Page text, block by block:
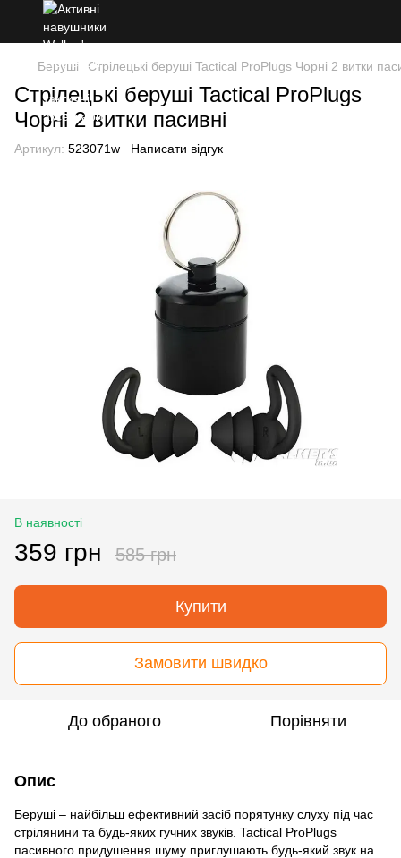
Беруші Стрілецькі беруші Tactical ProPlugs Чорні 2 витки
Стрілецькі беруші Tactical ProPlugs
Чорні 2 витки пасивні
Артикул: 523071w Написати відгук
В наявності
359 грн 585 грн
Купити
Замовити швидко
До обраного Порівняти
Опис
Беруші – найбільш ефективний засіб порятунку слуху під час
стрілянини та будь-яких гучних звуків. Tactical ProPlugs
пасивного придушення шуму приглушають будь-який звук на